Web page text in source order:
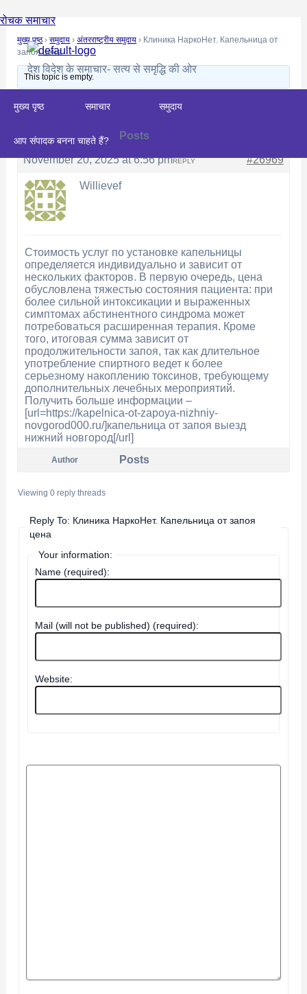
to
content
रोचक समाचार
देश विदेश के समाचार- सत्य से समृद्धि की ओर
मुख्य पृष्ठ समाचार समुदाय
आप संपादक बनना चाहते हैं?
मुख्य पृष्ठ › समुदाय › अंतरराष्ट्रीय समुदाय › Клиника НаркоНет. Капельница от
запоя цена
This topic is empty.
Viewing 0 reply threads
Author Posts
November 20, 2025 at 6:56 pm #26969
REPLY
Willievef
Стоимость услуг по установке капельницы
определяется индивидуально и зависит от
нескольких факторов. В первую очередь, цена
обусловлена тяжестью состояния пациента: при
более сильной интоксикации и выраженных
симптомах абстинентного синдрома может
потребоваться расширенная терапия. Кроме
того, итоговая сумма зависит от
продолжительности запоя, так как длительное
употребление спиртного ведет к более
серьезному накоплению токсинов, требующему
дополнительных лечебных мероприятий.
Получить больше информации –
[url=https://kapelnica-ot-zapoya-nizhniy-
novgorod000.ru/]капельница от запоя выезд
нижний новгород[/url]
Author Posts
Viewing 0 reply threads
Reply To: Клиника НаркоНет. Капельница от запоя
цена
Your information:
Name (required):
Mail (will not be published) (required):
Website:
navigation